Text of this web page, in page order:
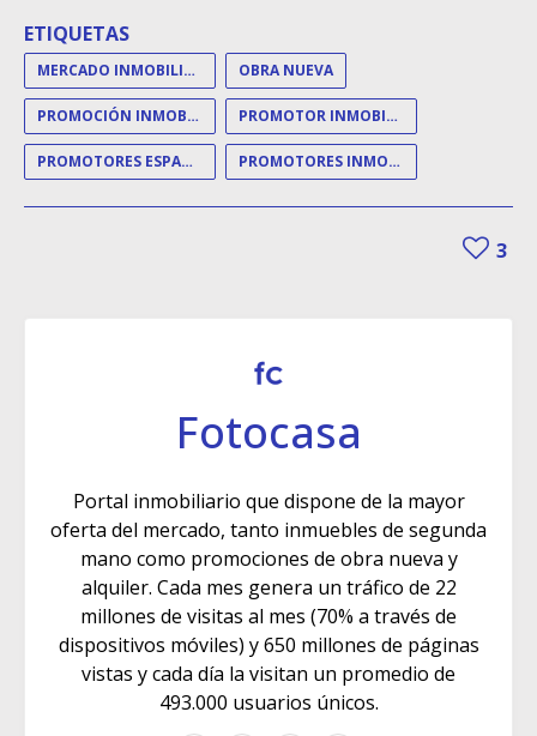
ETIQUETAS
MERCADO INMOBILIARIO OBRA NUEVA
PROMOCIÓN INMOBILIARIA PROMOTOR INMOBILIARIO
PROMOTORES ESPAÑOLES PROMOTORES INMOBILIARIOS
3
Fotocasa
Portal inmobiliario que dispone de la mayor
oferta del mercado, tanto inmuebles de segunda
mano como promociones de obra nueva y
alquiler. Cada mes genera un tráfico de 22
millones de visitas al mes (70% a través de
dispositivos móviles) y 650 millones de páginas
vistas y cada día la visitan un promedio de
493.000 usuarios únicos.